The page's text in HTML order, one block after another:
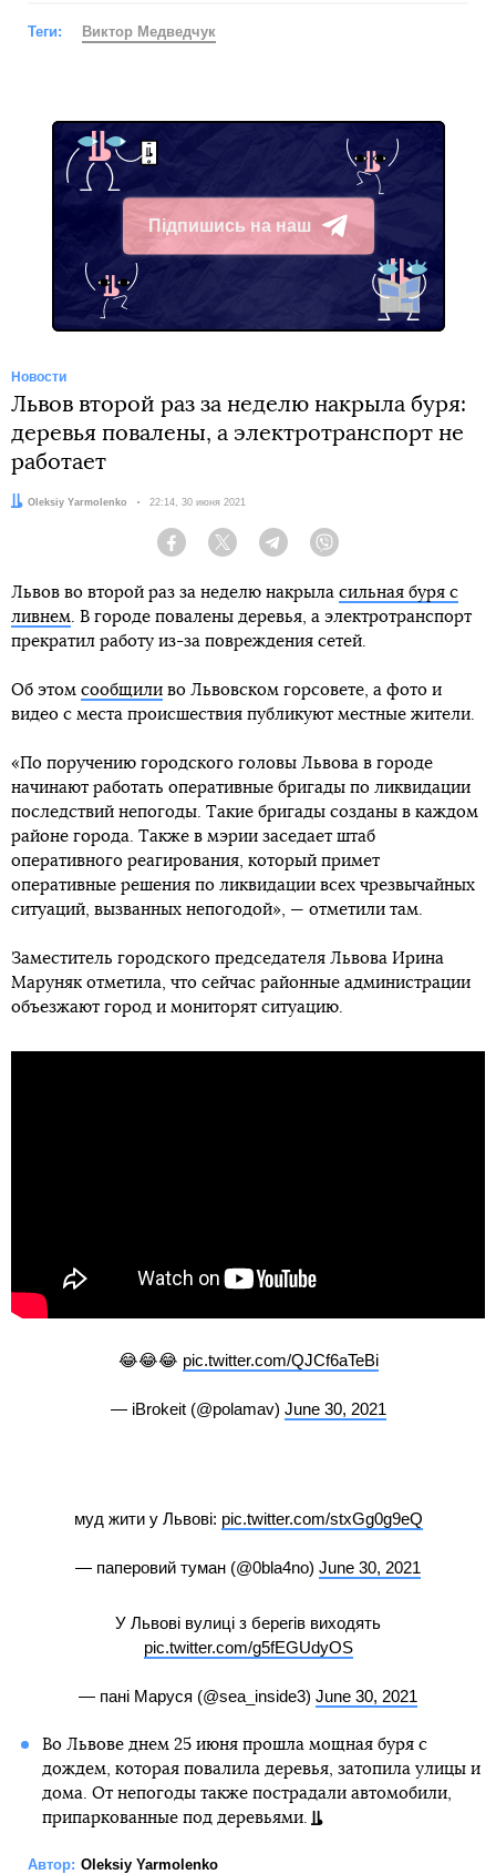
Теги: Виктор Медведчук
Підпишись на наш
Telegram
Новости
Львов второй раз за неделю накрыла буря:
деревья повалены, а электротранспорт не
работает
Автор:
Oleksiy Yarmolenko Дата:
22:14, 30 июня 2021
Facebook Twitter Telegram
Львов во второй раз за неделю накрыла сильная буря с
ливнем. В городе повалены деревья, а электротранспорт
прекратил работу из-за повреждения сетей.
Об этом сообщили во Львовском горсовете, а фото и
видео с места происшествия публикуют местные жители.
«По поручению городского головы Львова в городе
начинают работать оперативные бригады по ликвидации
последствий непогоды. Такие бригады созданы в каждом
районе города. Также в мэрии заседает штаб
оперативного реагирования, который примет
оперативные решения по ликвидации всех чрезвычайных
ситуаций, вызванных непогодой», — отметили там.
Заместитель городского председателя Львова Ирина
Маруняк отметила, что сейчас районные администрации
объезжают город и мониторят ситуацию.
😂😂😂 pic.twitter.com/QJCf6aTeBi
— iBrokeit (@polamav) June 30, 2021
муд жити у Львові: pic.twitter.com/stxGg0g9eQ
— паперовий туман (@0bla4no) June 30, 2021
У Львові вулиці з берегів виходять
pic.twitter.com/g5fEGUdyOS
— пані Маруся (@sea_inside3) June 30, 2021
Во Львове днем 25 июня прошла мощная буря с
дождем, которая повалила деревья, затопила улицы и
дома. От непогоды также пострадали автомобили,
припаркованные под деревьями.
Автор: Oleksiy Yarmolenko